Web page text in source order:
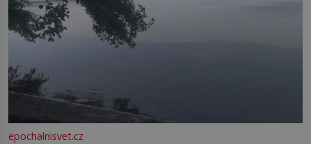
epochalnisvet.cz